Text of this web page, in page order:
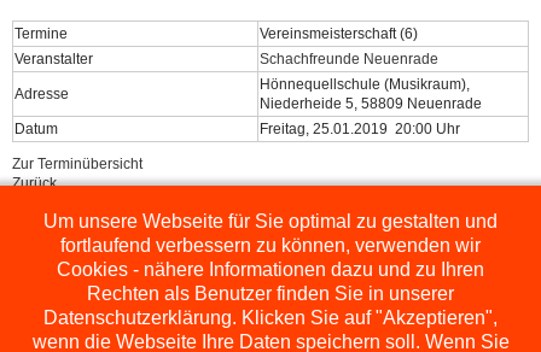
Termine
Vereinsmeisterschaft (6)
Veranstalter
Schachfreunde Neuenrade
Adresse
Hönnequellschule (Musikraum),
Niederheide 5, 58809 Neuenrade
Datum
Freitag, 25.01.2019 20:00 Uhr
Zur Terminübersicht
Zurück
Powered by ChessLeagueManager
Um unsere Webseite für Sie optimal zu gestalten und
fortlaufend verbessern zu können, verwenden wir
Cookies - nähere Informationen dazu und zu Ihren
Rechten als Benutzer finden Sie in unserer
Datenschutzerklärung. Klicken Sie auf "Akzeptieren",
wenn die Webseite Ihre Daten speichern soll. Wenn Sie